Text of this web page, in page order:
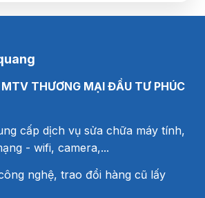
THƯƠNG MẠI ĐẦU TƯ PHÚC
cấp dịch vụ sửa chữa máy tính,
- wifi, camera,...
nghệ, trao đổi hàng cũ lấy